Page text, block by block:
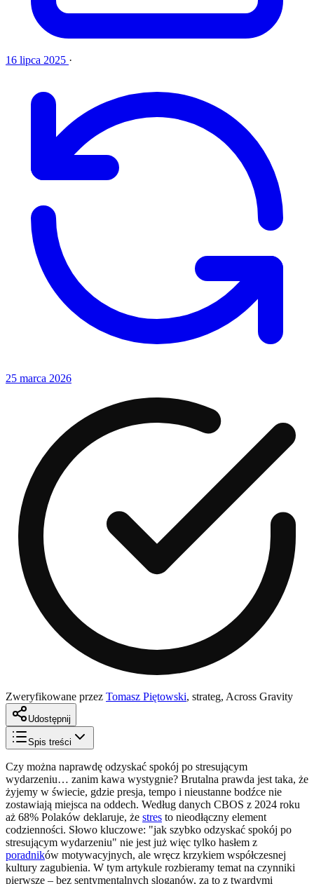
16 lipca 2025 ·
25 marca 2026
Zweryfikowane przez Tomasz Piętowski, strateg, Across Gravity
Udostępnij
Spis treści
Czy można naprawdę odzyskać spokój po stresującym
wydarzeniu… zanim kawa wystygnie? Brutalna prawda jest taka, że
żyjemy w świecie, gdzie presja, tempo i nieustanne bodźce nie
zostawiają miejsca na oddech. Według danych CBOS z 2024 roku
aż 68% Polaków deklaruje, że stres to nieodłączny element
codzienności. Słowo kluczowe: "jak szybko odzyskać spokój po
stresującym wydarzeniu" nie jest już więc tylko hasłem z
poradników motywacyjnych, ale wręcz krzykiem współczesnej
kultury zagubienia. W tym artykule rozbieramy temat na czynniki
pierwsze – bez sentymentalnych sloganów, za to z twardymi